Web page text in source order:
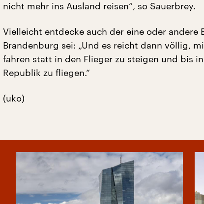
nicht mehr ins Ausland reisen“, so Sauerbrey.
Vielleicht entdecke auch der eine oder andere
Brandenburg sei: „Und es reicht dann völlig,
fahren statt in den Flieger zu steigen und bis
Republik zu fliegen.“
(uko)